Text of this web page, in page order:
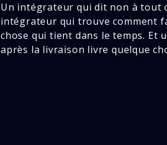
Un intégrateur qui dit non à tout
intégrateur qui trouve comment
chose qui tient dans le temps. Et
après la livraison livre quelque